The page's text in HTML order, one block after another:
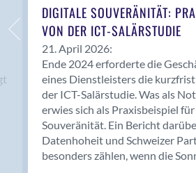
Basel
Bassersdorf
Belp
Bendern
Benken (SG)
Bergdietikon
Berlin
Bern
Bern - Liebefeld
DIGITALE SOUVERÄNITÄT:
VON DER ICT-SALÄRSTUDIE
21. April 2026:
Ende 2024 erforderte die
eines Dienstleisters die
der ICT-Salärstudie. Was als
erwies sich als Praxisbeispiel
Souveränität. Ein Bericht
Datenhoheit und Schweizer
besonders zählen, wenn die